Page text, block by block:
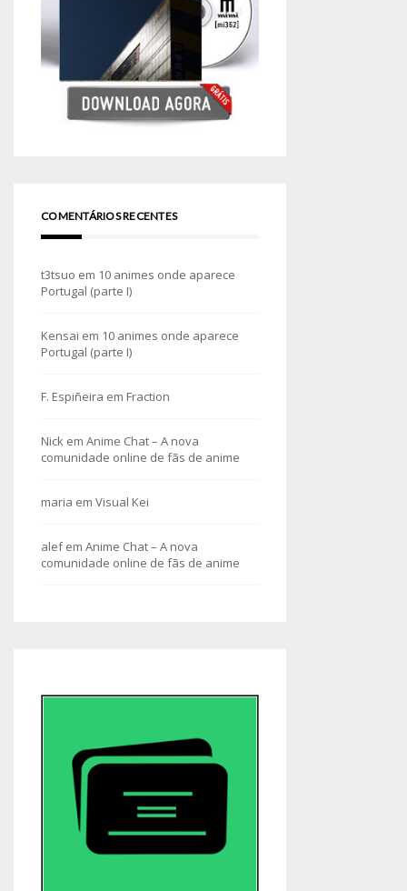
COMENTÁRIOS RECENTES
t3tsuo em 10 animes onde aparece
Portugal (parte I)
Kensai em 10 animes onde aparece
Portugal (parte I)
F. Espiñeira em Fraction
Nick em Anime Chat – A nova
comunidade online de fãs de anime
maria em Visual Kei
alefem Anime Chat – A nova
comunidade online de fãs de anime